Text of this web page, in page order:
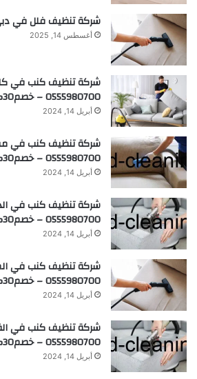
شركة تنظيف فلل في
أغسطس 14, 2025
شركة تنظيف كنب في
0555980700 – خصم30%
أبريل 14, 2024
شركة تنظيف كنب في
0555980700 – خصم30%
أبريل 14, 2024
شركة تنظيف كنب في
0555980700 – خصم30%
أبريل 14, 2024
شركة تنظيف كنب في
0555980700 – خصم30%
أبريل 14, 2024
شركة تنظيف كنب في
0555980700 – خصم30%
أبريل 14, 2024